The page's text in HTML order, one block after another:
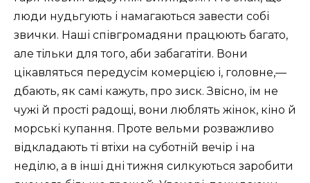
люди нудьгують і намагаються завести собі
звички. Наші співгромадяни працюють багато,
але тільки для того, аби забагатіти. Вони
цікавляться передусім комерцією і, головне,—
дбають, як самі кажуть, про зиск. Звісно, їм не
чужі й прості радощі, вони люблять жінок, кіно й
морські купання. Проте вельми розважливо
відкладають ті втіхи на суботній вечір і на
неділю, а в інші дні тижня силкуються заробити